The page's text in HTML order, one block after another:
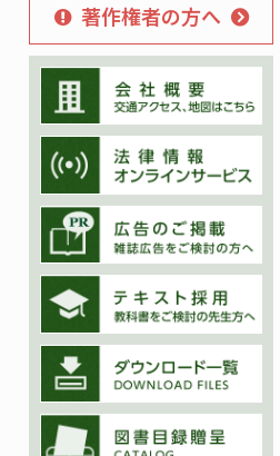
著作権者の方へ